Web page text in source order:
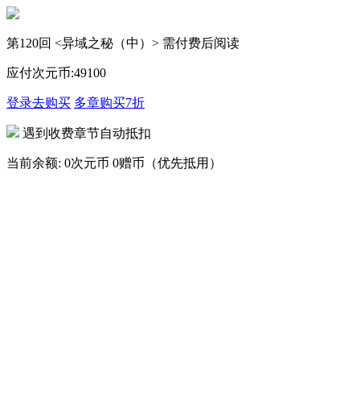
第120回 <异域之秘（中）> 需付费后阅读
应付次元币:49100
登录去购买 多章购买7折
遇到收费章节自动抵扣
当前余额: 0次元币 0赠币（优先抵用）